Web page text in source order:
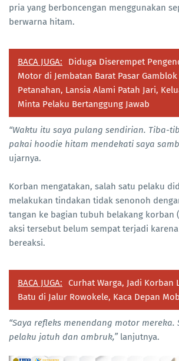
pria yang berboncengan menggunakan
berwarna hitam.
BACA JUGA:
Diduga Diserempet
Motor di Jembatan Barat Pasar Gamblok
Petanahan, Lansia Alami Patah Jari,
Minta Pelaku Bertanggung Jawab
“Waktu itu saya pulang sendirian. Tiba-
pakai hoodie hitam mendekati saya
ujarnya.
Korban mengatakan, salah satu pelaku
melakukan tindakan tidak senonoh
tangan ke bagian tubuh belakang korban
aksi tersebut belum sempat terjadi
bereaksi.
BACA JUGA:
Curhat Warga, Jadi Korban
Batu di Jalur Rowokele, Kaca Depan
“Saya refleks menendang motor
pelaku jatuh dan ambruk,” lanjutnya.